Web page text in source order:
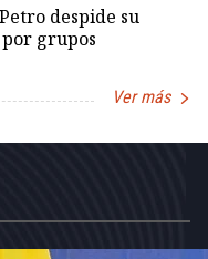
despide su
grupos
Ver más